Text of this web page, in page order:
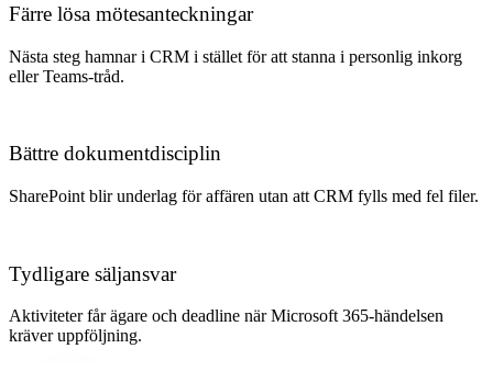
Färre lösa mötesanteckningar
Nästa steg hamnar i CRM i stället för att stanna i personlig inkorg
eller Teams-tråd.
Bättre dokumentdisciplin
SharePoint blir underlag för affären utan att CRM fylls med fel filer.
Tydligare säljansvar
Aktiviteter får ägare och deadline när Microsoft 365-händelsen
kräver uppföljning.